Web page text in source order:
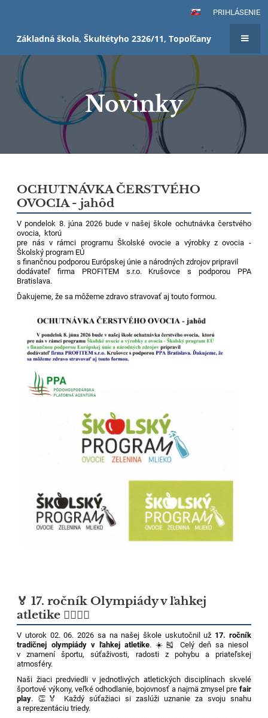
PRIHLÁSENIE
Základná škola, Škultétyho 2326/11, Topoľčany
Novinky
OCHUTNÁVKA ČERSTVÉHO
OVOCIA - jahôd
V pondelok 8. júna 2026 bude v našej škole ochutnávka čerstvého
ovocia, ktorú
pre nás v rámci programu Školské ovocie a výrobky z ovocia -
Školský program EÚ
s finančnou podporou Európskej únie a národných zdrojov pripravil
dodávateľ firma PROFITEM s.r.o. Krušovce s podporou PPA
Bratislava.
Ďakujeme, že sa môžeme zdravo stravovať aj touto formou.
🏅 17. ročník Olympiády v ľahkej
atletike 🏃‍♀️🏃‍♂️
V utorok 02. 06. 2026 sa na našej škole uskutočnil už 17. ročník
tradičnej olympiády v ľahkej atletike. ☀️🎽 Celý deň sa niesol
v znamení športu, súťaživosti, radosti z pohybu a priateľskej
atmosféry.
Naši žiaci predviedli v jednotlivých atletických disciplínach skvelé
športové výkony, veľké odhodlanie, bojovnosť a najmä zmysel pre fair
play. 👏🏅 Každý súťažiaci si zaslúži uznanie za svoju snahu
a reprezentáciu triedy.